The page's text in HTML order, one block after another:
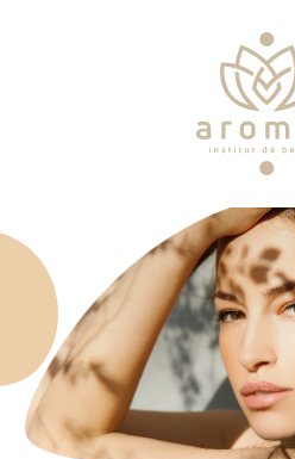
Soins
Je veux faire un bon cadeau
Plan d’accès
Prendre RDV